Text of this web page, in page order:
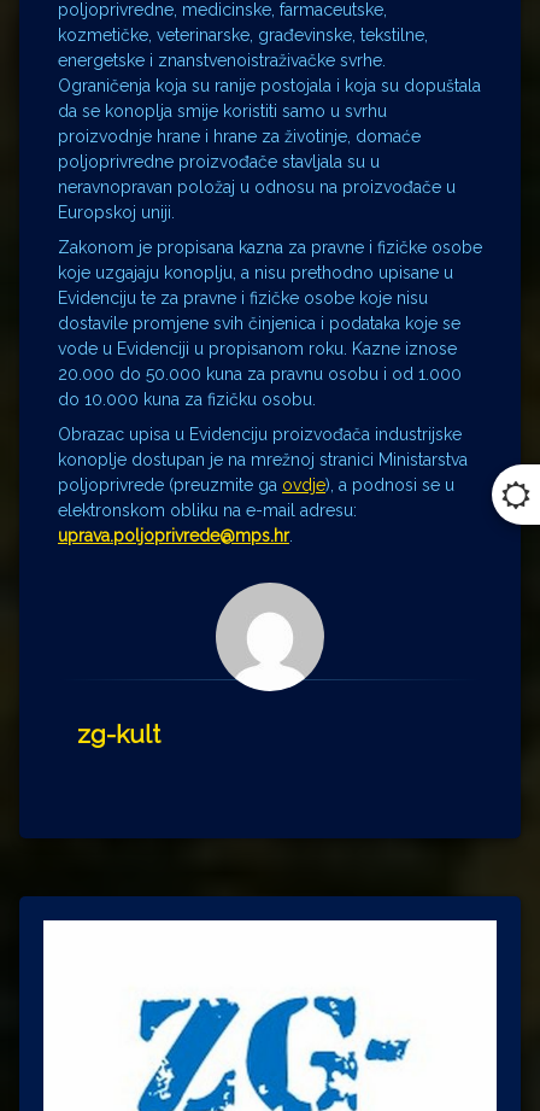
poljoprivredne, medicinske, farmaceutske,
kozmetičke, veterinarske, građevinske, tekstilne,
energetske i znanstvenoistraživačke svrhe.
Ograničenja koja su ranije postojala i koja su dopuštala
da se konoplja smije koristiti samo u svrhu
proizvodnje hrane i hrane za životinje, domaće
poljoprivredne proizvođače stavljala su u
neravnopravan položaj u odnosu na proizvođače u
Europskoj uniji.
Zakonom je propisana kazna za pravne i fizičke osobe
koje uzgajaju konoplju, a nisu prethodno upisane u
Evidenciju te za pravne i fizičke osobe koje nisu
dostavile promjene svih činjenica i podataka koje se
vode u Evidenciji u propisanom roku. Kazne iznose
20.000 do 50.000 kuna za pravnu osobu i od 1.000
do 10.000 kuna za fizičku osobu.
Obrazac upisa u Evidenciju proizvođača industrijske
konoplje dostupan je na mrežnoj stranici Ministarstva
poljoprivrede (preuzmite ga ovdje), a podnosi se u
elektronskom obliku na e-mail adresu:
uprava.poljoprivrede@mps.hr.
zg-kult